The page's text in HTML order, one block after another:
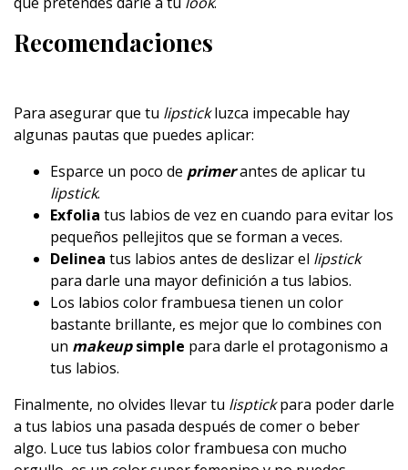
Recomendaciones
Para asegurar que tu lipstickluzca impecable hay
algunas pautas que puedes aplicar:
Esparce un poco de primerantes de aplicar tu
lipstick.
Exfolia tus labios de vez en cuando para evitar los
pequeños pellejitos que se forman a veces.
Delinea tus labios antes de deslizar el lipstick
para darle una mayor definición a tus labios.
Los labios color frambuesa tienen un color
bastante brillante, es mejor que lo combines con
un makeupsimple para darle el protagonismo a
tus labios.
Finalmente, no olvides llevar tu lisptickpara poder darle
a tus labios una pasada después de comer o beber
algo. Luce tus labios color frambuesa con mucho